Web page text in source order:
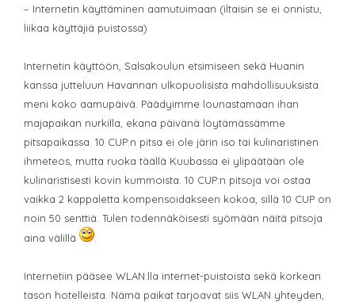
– Internetin käyttäminen aamutuimaan (iltaisin se ei onnistu,
liikaa käyttäjiä puistossa)
Internetin käyttöön, Salsakoulun etsimiseen sekä Huanin
kanssa jutteluun Havannan ulkopuolisista mahdollisuuksista
meni koko aamupäivä. Päädyimme lounastamaan ihan
majapaikan nurkilla, ekana päivänä löytämässämme
pitsapaikassa. 10 CUP:n pitsa ei ole järin iso tai kulinaristinen
ihmeteos, mutta ruoka täällä Kuubassa ei ylipäätään ole
kulinaristisesti kovin kummoista. 10 CUP:n pitsoja voi ostaa
vaikka 2 kappaletta kompensoidakseen kokoa, sillä 10 CUP on
noin 50 senttiä. Tulen todennäköisesti syömään näitä pitsoja
aina välillä
Internetiin pääsee WLAN:lla internet-puistoista sekä korkean
tason hotelleista. Nämä paikat tarjoavat siis WLAN yhteyden,